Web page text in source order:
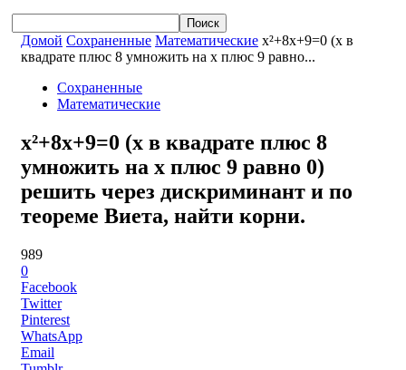
Домой Сохраненные Математические x²+8x+9=0 (x в
квадрате плюс 8 умножить на x плюс 9 равно...
Сохраненные
Математические
x²+8x+9=0 (x в квадрате плюс 8
умножить на x плюс 9 равно 0)
решить через дискриминант и по
теореме Виета, найти корни.
989
0
Facebook
Twitter
Pinterest
WhatsApp
Email